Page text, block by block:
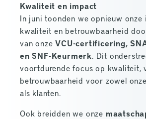
Kwaliteit en impact
In juni toonden we opnieuw onze
kwaliteit en betrouwbaarheid
van onzeVCU-certificering,
en SNF-Keurmerk. Dit
voortdurende focus op kwaliteit,
betrouwbaarheid voor zowel
als klanten.
Ook breidden we onze